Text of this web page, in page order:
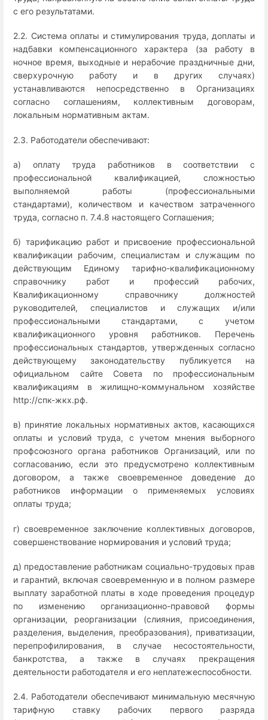
с его результатами.
2.2. Система оплаты и стимулирования труда, доплаты и
надбавки компенсационного характера (за работу в
ночное время, выходные и нерабочие праздничные дни,
сверхурочную работу и в других случаях)
устанавливаются непосредственно в Организациях
согласно соглашениям, коллективным договорам,
локальным нормативным актам.
2.3. Работодатели обеспечивают:
а) оплату труда работников в соответствии с
профессиональной квалификацией, сложностью
выполняемой работы (профессиональными
стандартами), количеством и качеством затраченного
труда, согласно п. 7.4.8 настоящего Соглашения;
б) тарификацию работ и присвоение профессиональной
квалификации рабочим, специалистам и служащим по
действующим Единому тарифно-квалификационному
справочнику работ и профессий рабочих,
Квалификационному справочнику должностей
руководителей, специалистов и служащих и/или
профессиональными стандартами, с учетом
квалификационного уровня работников. Перечень
профессиональных стандартов, утвержденных согласно
действующему законодательству публикуется на
официальном сайте Совета по профессиональным
квалификациям в жилищно-коммунальном хозяйстве
http://спк-жкх.рф.
в) принятие локальных нормативных актов, касающихся
оплаты и условий труда, с учетом мнения выборного
профсоюзного органа работников Организаций, или по
согласованию, если это предусмотрено коллективным
договором, а также своевременное доведение до
работников информации о применяемых условиях
оплаты труда;
г) своевременное заключение коллективных договоров,
совершенствование нормирования и условий труда;
д) предоставление работникам социально-трудовых прав
и гарантий, включая своевременную и в полном размере
выплату заработной платы в ходе проведения процедур
по изменению организационно-правовой формы
организации, реорганизации (слияния, присоединения,
разделения, выделения, преобразования), приватизации,
перепрофилирования, в случае несостоятельности,
банкротства, а также в случаях прекращения
деятельности работодателя и его неплатежеспособности.
2.4. Работодатели обеспечивают минимальную месячную
тарифную ставку рабочих первого разряда